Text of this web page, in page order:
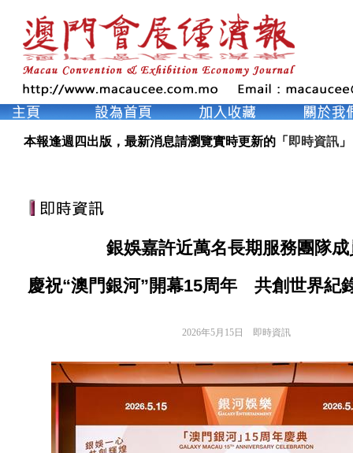
本報逢週四出版，最新消息請瀏覽實時更新的「 即時資訊 」
銀娛嘉許近萬名長期服務團隊成
慶祝“澳門銀河”開幕15周年 共創世界紀
2026年5月15日 即時資訊